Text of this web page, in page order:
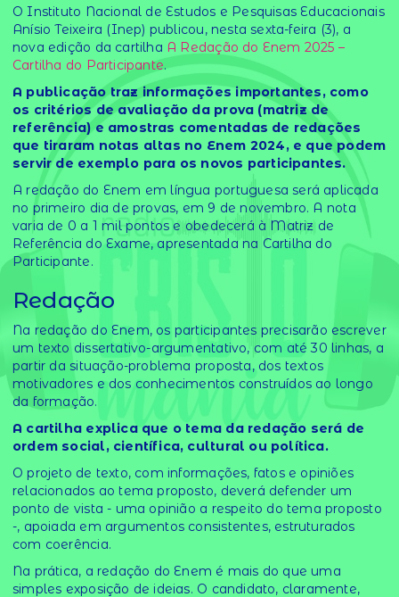
O Instituto Nacional de Estudos e Pesquisas Educacionais
Anísio Teixeira (Inep) publicou, nesta sexta-feira (3), a
nova edição da cartilha A Redação do Enem 2025 –
Cartilha do Participante.
A publicação traz informações importantes, como
os critérios de avaliação da prova (matriz de
referência) e amostras comentadas de redações
que tiraram notas altas no Enem 2024, e que podem
servir de exemplo para os novos participantes.
A redação do Enem em língua portuguesa será aplicada
no primeiro dia de provas, em 9 de novembro. A nota
varia de 0 a 1 mil pontos e obedecerá à Matriz de
Referência do Exame, apresentada na Cartilha do
Participante.
Redação
Na redação do Enem, os participantes precisarão escrever
um texto dissertativo-argumentativo, com até 30 linhas, a
partir da situação-problema proposta, dos textos
motivadores e dos conhecimentos construídos ao longo
da formação.
A cartilha explica que o tema da redação será de
ordem social, científica, cultural ou política.
O projeto de texto, com informações, fatos e opiniões
relacionados ao tema proposto, deverá defender um
ponto de vista - uma opinião a respeito do tema proposto
-, apoiada em argumentos consistentes, estruturados
com coerência.
Na prática, a redação do Enem é mais do que uma
simples exposição de ideias. O candidato, claramente,